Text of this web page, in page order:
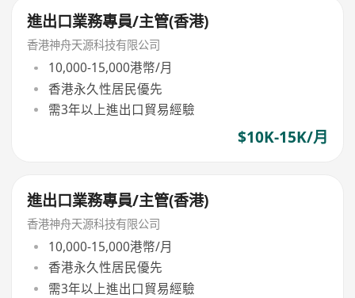
進出口業務專員/主管(香港)
香港神舟天源科技有限公司
10,000-15,000港幣/月
香港永久性居民優先
需3年以上進出口貿易經驗
$10K-15K/月
進出口業務專員/主管(香港)
香港神舟天源科技有限公司
10,000-15,000港幣/月
香港永久性居民優先
需3年以上進出口貿易經驗